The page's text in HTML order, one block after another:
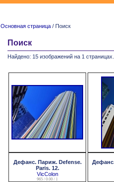
Основная страница / Поиск
Поиск
Найдено: 15 изображений на 1
Дефанс. Париж. Defense.
Paris. 12.
VicColon
965 / 0.00 / 1